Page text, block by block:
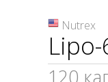
Nutrex
120